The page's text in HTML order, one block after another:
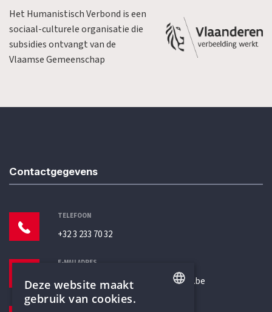
Het Humanistisch Verbond is een
sociaal-culturele organisatie die
subsidies ontvangt van de
Vlaamse Gemeenschap
Contactgegevens
TELEFOON
+32 3 233 70 32
E-MAILADRES
secretariaat@humanistischverbond.be
Deze website maakt
gebruik van cookies.